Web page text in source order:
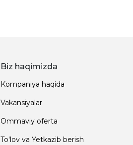
Biz haqimizda
Kompaniya haqida
Vakansiyalar
Ommaviy oferta
To'lov va Yetkazib berish